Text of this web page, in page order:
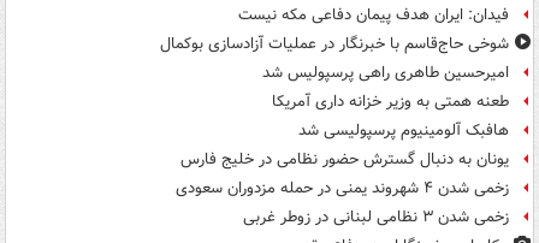
فیدان: ایران هدف پیمان دفاعی مکه نیست
شوخی حاج‌قاسم با خبرنگار در عملیات آزادسازی بوکمال
امیرحسین طاهری راهی پرسپولیس شد
طعنه همتی به وزیر خزانه داری آمریکا
هافبک آلومینیوم پرسپولیسی شد
یونان به دنبال گسترش حضور نظامی در خلیج فارس
زخمی شدن ۴ شهروند یمنی در حمله مزدوران سعودی
زخمی شدن ۳ نظامی لبنانی در زوطر غربی